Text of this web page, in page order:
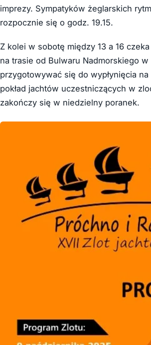
imprezy. Sympatyków żeglarskich
rozpocznie się o godz. 19.15.
Z kolei w sobotę między 13 a 16
na trasie od Bulwaru Nadmorskiego
przygotowywać się do wypłynięcia
pokład jachtów uczestniczących w
zakończy się w niedzielny poranek.